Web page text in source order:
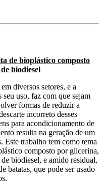
de bioplástico composto
biodiesel
diversos setores, e a
seu uso, faz com que sejam
formas de reduzir a
incorreto desses
para acondicionamento de
resulta na geração de um
Este trabalho tem como tema
composto por glicerina,
biodiesel, e amido residual,
batatas, que pode ser usado